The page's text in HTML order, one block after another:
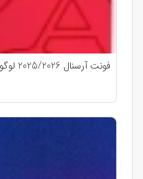
فونت آرسنال 2025/2026 لوگو دار